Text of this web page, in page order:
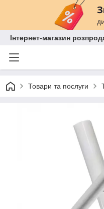
Інтернет-магазин
Товари та послуги